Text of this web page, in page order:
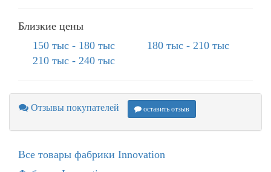
Близкие цены
150 тыс - 180 тыс
180 тыс - 210 тыс
210 тыс - 240 тыс
Отзывы покупателей оставить отзыв
Все товары фабрики Innovation